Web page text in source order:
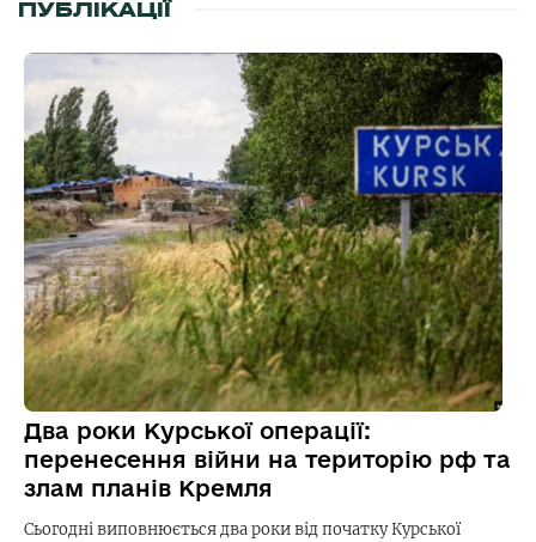
ПУБЛІКАЦІЇ
Два роки Курської операції:
перенесення війни на територію рф та
злам планів Кремля
Сьогодні виповнюється два роки від початку Курської